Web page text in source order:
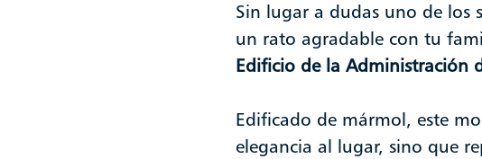
Sin lugar a dudas uno de los
un rato agradable con tu
Edificio de la Administración
Edificado de mármol, este
elegancia al lugar, sino que